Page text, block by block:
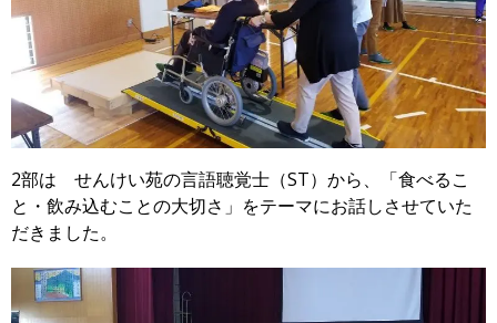
2部は せんけい苑の言語聴覚士（ST）から、「食べるこ
と・飲み込むことの大切さ」をテーマにお話しさせていた
だきました。